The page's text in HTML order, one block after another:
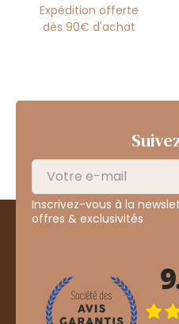
Expédition offerte
dès 90€ d'achat
Inscrivez-vous à la
offres & exclusivités